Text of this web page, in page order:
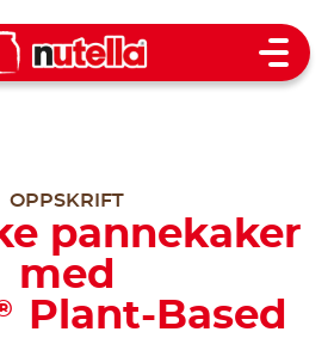
Open
OPPSKRIFT
pannekaker
med
Plant-Based